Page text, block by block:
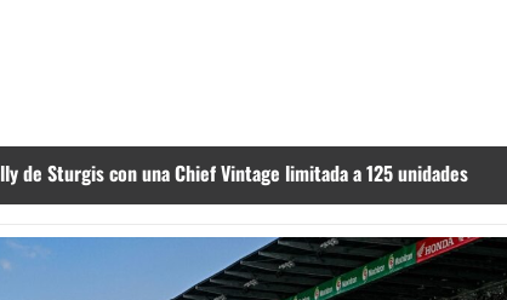
de Sturgis con una Chief Vintage limitada a 125 unidades